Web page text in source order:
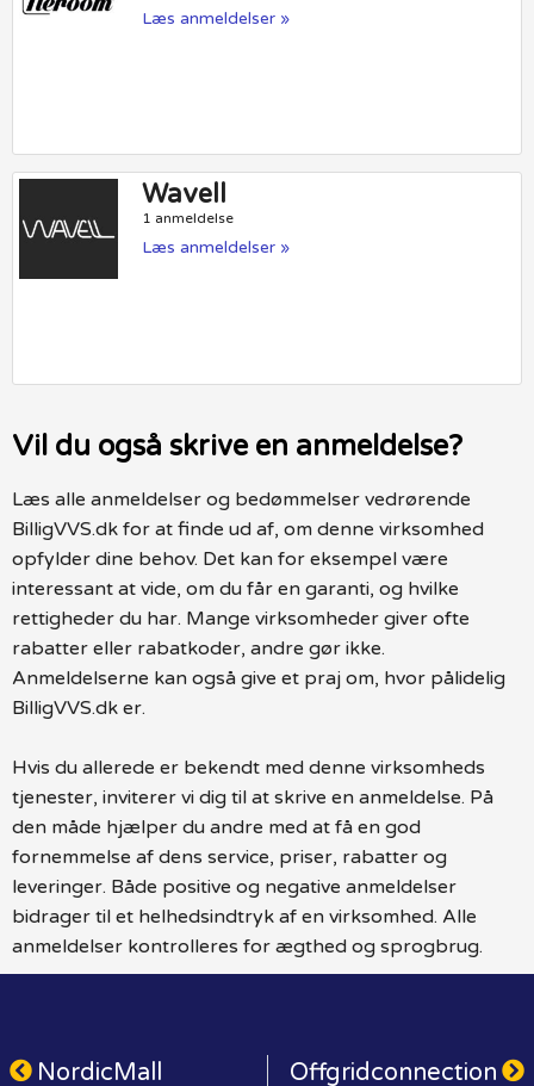
Læs anmeldelser »
Wavell
1 anmeldelse
Læs anmeldelser »
Vil du også skrive en anmeldelse?
Læs alle anmeldelser og bedømmelser vedrørende
BilligVVS.dk for at finde ud af, om denne virksomhed
opfylder dine behov. Det kan for eksempel være
interessant at vide, om du får en garanti, og hvilke
rettigheder du har. Mange virksomheder giver ofte
rabatter eller rabatkoder, andre gør ikke.
Anmeldelserne kan også give et praj om, hvor pålidelig
BilligVVS.dk er.
Hvis du allerede er bekendt med denne virksomheds
tjenester, inviterer vi dig til at skrive en anmeldelse. På
den måde hjælper du andre med at få en god
fornemmelse af dens service, priser, rabatter og
leveringer. Både positive og negative anmeldelser
bidrager til et helhedsindtryk af en virksomhed. Alle
anmeldelser kontrolleres for ægthed og sprogbrug.
NordicMall Offgridconnection